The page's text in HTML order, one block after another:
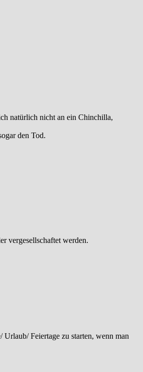
natürlich nicht an ein Chinchilla,
den Tod.
vergesellschaftet werden.
Urlaub/ Feiertage zu starten, wenn man